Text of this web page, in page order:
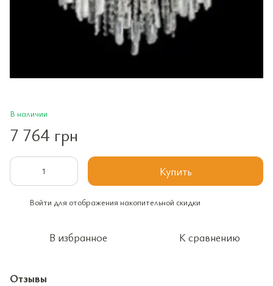
В наличии
7 764 грн
Купить
Войти для отображения накопительной скидки
В избранное К сравнению
Отзывы